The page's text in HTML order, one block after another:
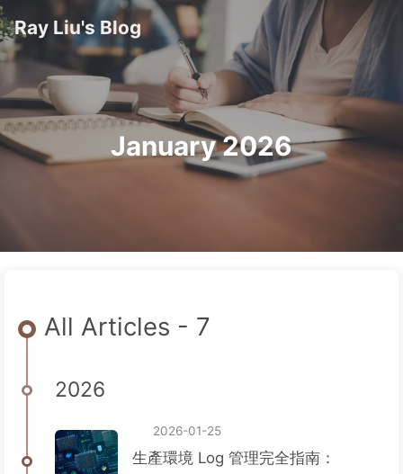
Ray Liu's Blog
January 2026
All Articles - 7
2026
2026-01-25
生產環境 Log 管理完全指南：